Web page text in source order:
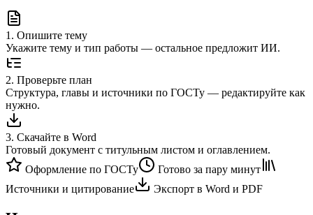
1. Опишите тему
Укажите тему и тип работы — остальное предложит ИИ.
2. Проверьте план
Структура, главы и источники по ГОСТу — редактируйте как
нужно.
3. Скачайте в Word
Готовый документ с титульным листом и оглавлением.
Оформление по ГОСТу
Готово за пару минут
Источники и цитирование
Экспорт в Word и PDF